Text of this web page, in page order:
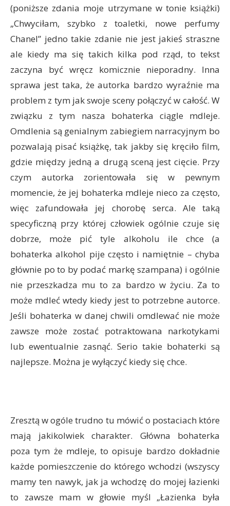
(poniższe zdania moje utrzymane w tonie książki)
„Chwyciłam, szybko z toaletki, nowe perfumy
Chanel” jedno takie zdanie nie jest jakieś straszne
ale kiedy ma się takich kilka pod rząd, to tekst
zaczyna być wręcz komicznie nieporadny. Inna
sprawa jest taka, że autorka bardzo wyraźnie ma
problem z tym jak swoje sceny połączyć w całość. W
związku z tym nasza bohaterka ciągle mdleje.
Omdlenia są genialnym zabiegiem narracyjnym bo
pozwalają pisać książkę, tak jakby się kręciło film,
gdzie między jedną a drugą sceną jest cięcie. Przy
czym autorka zorientowała się w pewnym
momencie, że jej bohaterka mdleje nieco za często,
więc zafundowała jej chorobę serca. Ale taką
specyficzną przy której człowiek ogólnie czuje się
dobrze, może pić tyle alkoholu ile chce (a
bohaterka alkohol pije często i namiętnie – chyba
głównie po to by podać markę szampana) i ogólnie
nie przeszkadza mu to za bardzo w życiu. Za to
może mdleć wtedy kiedy jest to potrzebne autorce.
Jeśli bohaterka w danej chwili omdlewać nie może
zawsze może zostać potraktowana narkotykami
lub ewentualnie zasnąć. Serio takie bohaterki są
najlepsze. Można je wyłączyć kiedy się chce.
Zresztą w ogóle trudno tu mówić o postaciach które
mają jakikolwiek charakter. Główna bohaterka
poza tym że mdleje, to opisuje bardzo dokładnie
każde pomieszczenie do którego wchodzi (wszyscy
mamy ten nawyk, jak ja wchodzę do mojej łazienki
to zawsze mam w głowie myśl „Łazienka była